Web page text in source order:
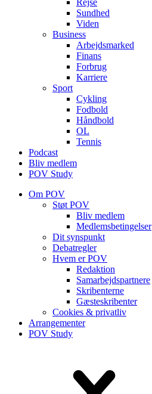
Rejse
Sundhed
Viden
Business
Arbejdsmarked
Finans
Forbrug
Karriere
Sport
Cykling
Fodbold
Håndbold
OL
Tennis
Podcast
Bliv medlem
POV Study
Om POV
Støt POV
Bliv medlem
Medlems­betingelser
Dit synspunkt
Debatregler
Hvem er POV
Redaktion
Samarbejdspartnere
Skribenterne
Gæsteskribenter
Cookies & privatliv
Arrangementer
POV Study